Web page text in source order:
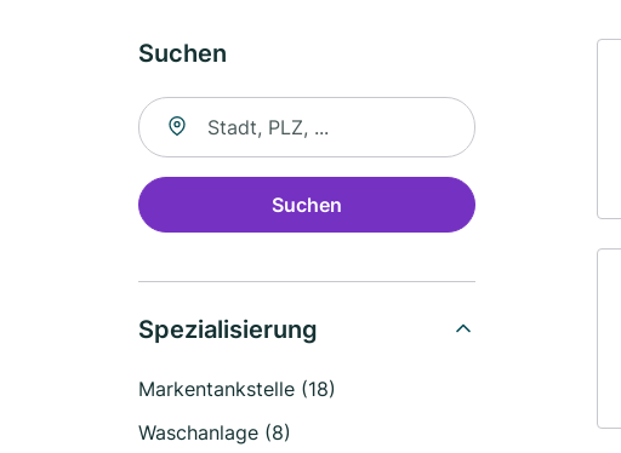
Suchen
Suche nach Ort
Suchen
Spezialisierung
Markentankstelle (18)
Waschanlage (8)